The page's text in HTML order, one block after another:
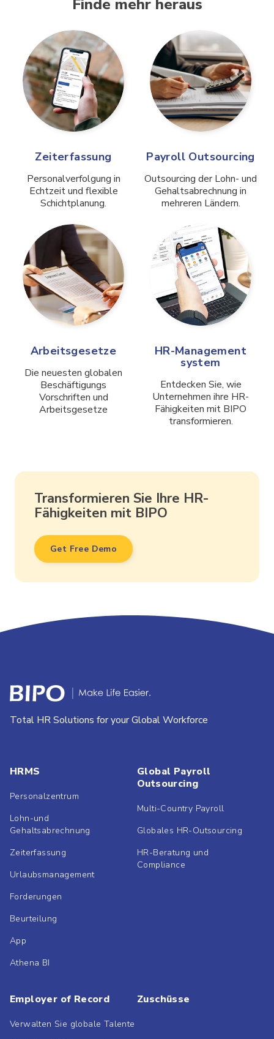
Finde mehr heraus
Zeiterfassung
Personalverfolgung in
Echtzeit und flexible
Schichtplanung.
Payroll Outsourcing
Outsourcing der Lohn- und
Gehaltsabrechnung in
mehreren Ländern.
Arbeitsgesetze
Die neuesten globalen
Beschäftigungs
Vorschriften und
Arbeitsgesetze
HR-Management
system
Entdecken Sie, wie
Unternehmen ihre HR-
Fähigkeiten mit BIPO
transformieren.
Transformieren Sie Ihre HR-
Fähigkeiten mit BIPO
Get Free Demo
Total HR Solutions for your Global Workforce
HRMS
Personalzentrum
Lohn-und
Gehaltsabrechnung
Zeiterfassung
Urlaubsmanagement
Forderungen
Beurteilung
App
Athena BI
Global Payroll
Outsourcing
Multi-Country Payroll
Globales HR-Outsourcing
HR-Beratung und
Compliance
Employer of Record
Verwalten Sie globale Talente
Zuschüsse